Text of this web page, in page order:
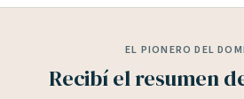
EL PIONERO DEL
Recibí el resumen